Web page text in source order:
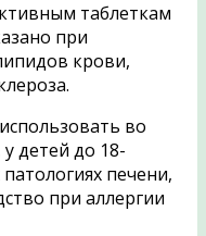
таблеткам
при
крови,
во
детей до 18-
печени,
при аллергии